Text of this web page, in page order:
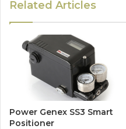
Related Articles
Power Genex SS3 Smart
Positioner